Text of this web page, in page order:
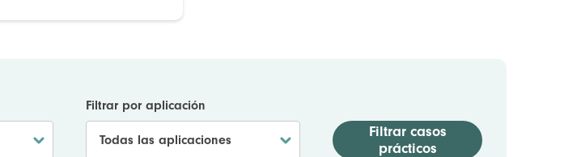
Filtrar por aplicación